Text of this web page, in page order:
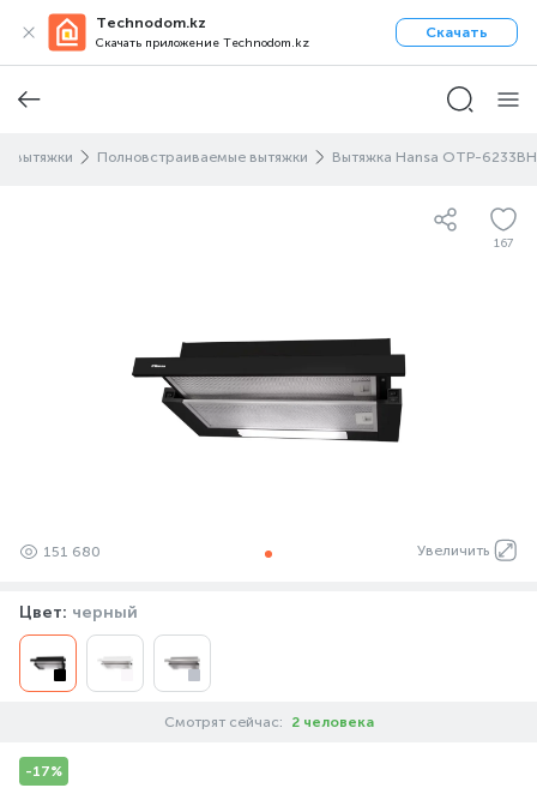
Technodom.kz
Скачать приложение Technodom.kz
Скачать
вытяжки Полновстраиваемые вытяжки Вытяжка Hansa OTP-6233BH
167
Увеличить
151 680
Цвет: черный
Смотрят сейчас: 2 человека
-17%